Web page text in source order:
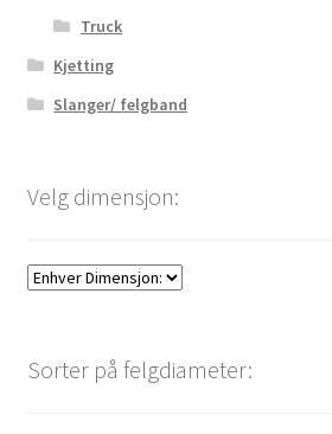
Truck
Kjetting
Slanger/ felgband
Velg dimensjon:
Sorter på felgdiameter: